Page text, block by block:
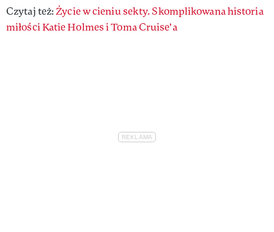
Czytaj też:Życie w cieniu sekty. Skomplikowana historia
miłości Katie Holmes i Toma Cruise'a